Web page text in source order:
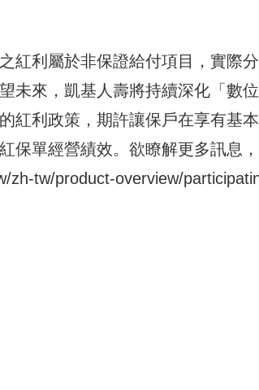
紅利屬於非保證給付項目，實際
未來，凱基人壽將持續深化「數
紅利政策，期許讓保戶在享有基
保單經營績效。欲瞭解更多訊息
zh-tw/product-overview/